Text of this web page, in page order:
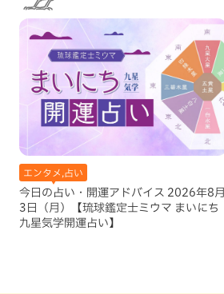
エンタメ,占い
今日の占い・開運アドバイス 2026年8月
3日（月）【琉球鑑定士ミウマ まいにち
九星気学開運占い】